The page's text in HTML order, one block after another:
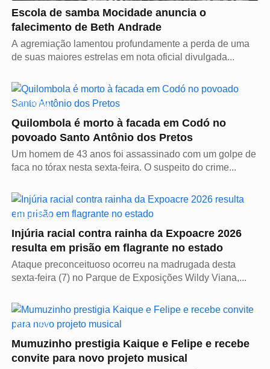
Escola de samba Mocidade anuncia o
falecimento de Beth Andrade
A agremiação lamentou profundamente a perda de uma
de suas maiores estrelas em nota oficial divulgada...
CULTURA
Quilombola é morto à facada em Codó no
povoado Santo Antônio dos Pretos
Um homem de 43 anos foi assassinado com um golpe de
faca no tórax nesta sexta-feira. O suspeito do crime...
POLÍTICA
Injúria racial contra rainha da Expoacre 2026
resulta em prisão em flagrante no estado
Ataque preconceituoso ocorreu na madrugada desta
sexta-feira (7) no Parque de Exposições Wildy Viana,...
CULTURA
Mumuzinho prestigia Kaique e Felipe e recebe
convite para novo projeto musical